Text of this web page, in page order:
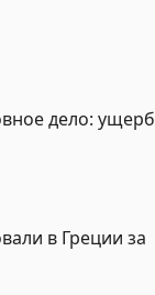
дело: ущерб
в Греции за